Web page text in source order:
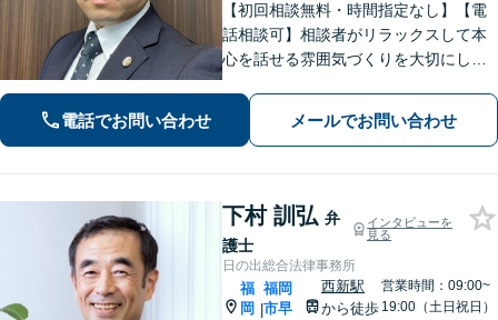
【初回相談無料・時間指定なし】【電
話相談可】相談者がリラックスして本
心を話せる雰囲気づくりを大切にして
件】【刑事事件】の豊富な経験を活か
し、相談者様のお悩み解決に向けサポ
電話でお問い合わせ メールでお問い合わせ
下村 訓弘 弁
護士
インタビューを
見る
日の出総合法律事務所
福
岡 |
福岡
市早
西新駅
から徒歩
営業時間：09:00~
19:00（土日祝日）